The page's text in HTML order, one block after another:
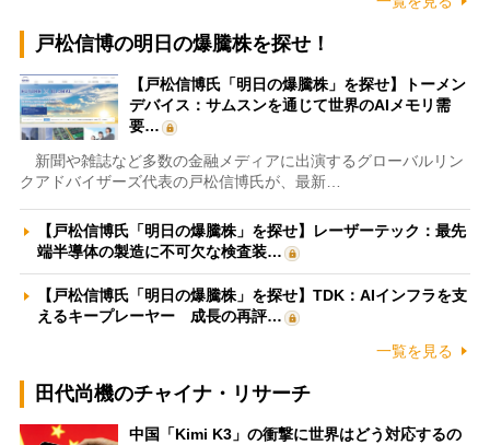
戸松信博の明日の爆騰株を探せ！
【戸松信博氏「明日の爆騰株」を探せ】トーメン
デバイス：サムスンを通じて世界のAIメモリ需
要…
新聞や雑誌など多数の金融メディアに出演するグローバルリン
クアドバイザーズ代表の戸松信博氏が、最新…
【戸松信博氏「明日の爆騰株」を探せ】レーザーテック：最先
端半導体の製造に不可欠な検査装…
【戸松信博氏「明日の爆騰株」を探せ】TDK：AIインフラを支
えるキープレーヤー 成長の再評…
一覧を見る
田代尚機のチャイナ・リサーチ
中国「Kimi K3」の衝撃に世界はどう対応するの